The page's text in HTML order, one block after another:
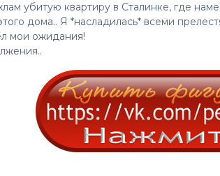
убитую квартиру в Сталинке, где
дома.. Я *насладилась* всеми
мои ожидания!